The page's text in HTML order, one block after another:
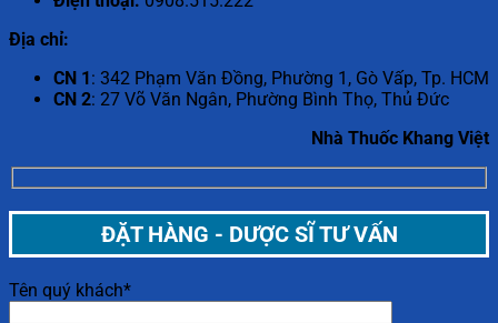
Địa chỉ:
CN 1 : 342 Phạm Văn Đồng, Phường 1, Gò Vấp, Tp. HCM
CN 2: 27 Võ Văn Ngân, Phường Bình Thọ, Thủ Đức
Nhà Thuốc Khang Việt
ĐẶT HÀNG - DƯỢC SĨ TƯ VẤN
Tên quý khách*